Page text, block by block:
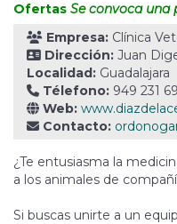
Ofertas Se convoca una
Empresa: Clínica
Dirección: Juan
Localidad: Guadalajara
Télefono: 949 231
Web:
Contacto:
¿Te entusiasma la
a los animales de
Si buscas unirte a un